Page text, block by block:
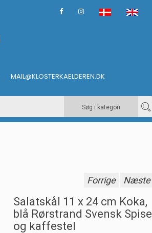
MAIL@KLOSTERKAELDEREN.DK
Søg i kategori
Forrige Næste
Salatskål 11 x 24 cm Koka,
blå Rørstrand Svensk Spise
og kaffestel